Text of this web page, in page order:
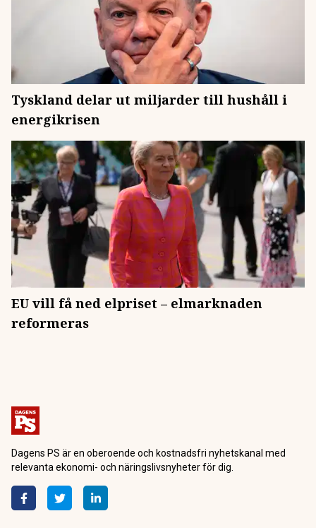
Tyskland delar ut miljarder till hushåll i
energikrisen
EU vill få ned elpriset – elmarknaden
reformeras
Dagens PS är en oberoende och kostnadsfri nyhetskanal med
relevanta ekonomi- och näringslivsnyheter för dig.